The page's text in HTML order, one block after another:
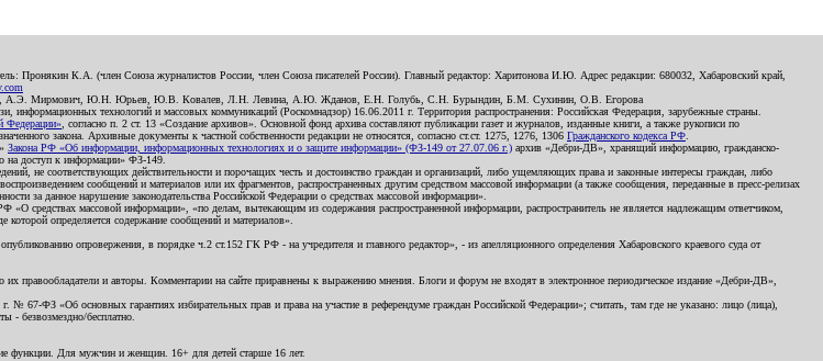
Пронякин К.А. (член Союза журналистов России, член Союза писателей России). Главный редактор: Харитонова И.Ю. Адрес редакции: 680032, Хабаровский край,
А.Э. Мирмович, Ю.Н. Юрьев, Ю.В. Ковалев, Л.Н. Левина, А.Ю. Жданов, Е.Н. Голубь, С.Н. Бурындин, Б.М. Сухинин, О.В. Егорова
информационных технологий и массовых коммуникаций (Роскомнадзор) 16.06.2011 г. Территория распространения: Российская Федерация, зарубежные страны.
Федерации» , согласно п. 2 ст. 13 «Создание архивов». Основной фонд архива составляют публикации газет и журналов, изданные книги, а также рукописи по
закона. Архивные документы к частной собственности редакции не относятся, согласно ст.ст. 1275, 1276, 1306 Гражданского кодекса РФ
Закона РФ «Об информации, информационных технологиях и о защите информации» (ФЗ-149 от 27.07.06 г.) архив «Дебри-ДВ», хранящий информацию, гражданско-
на доступ к информации» ФЗ-149.
не соответствующих действительности и порочащих честь и достоинство граждан и организаций, либо ущемляющих права и законные интересы граждан, либо
сообщений и материалов или их фрагментов, распространенных другим средством массовой информации (а также сообщения, переданные в пресс-релизах
за данное нарушение законодательства Российской Федерации о средствах массовой информации».
массовой информации», «по делам, вытекающим из содержания распространенной информации, распространитель не является надлежащим ответчиком,
определяется содержание сообщений и материалов».
опровержения, в порядке ч.2 ст.152 ГК РФ - на учредителя и главного редактор», - из апелляционного определения Хабаровского краевого суда от
их правообладатели и авторы. Комментарии на сайте приравнены к выражению мнения. Блоги и форум не входят в электронное периодическое издание «Дебри-ДВ»,
67-ФЗ «Об основных гарантиях избирательных прав и права на участие в референдуме граждан Российской Федерации»; считать, там где не указано: лицо (лица),
- безвозмездно/бесплатно.
функции. Для мужчин и женщин. 16+ для детей старше 16 лет.